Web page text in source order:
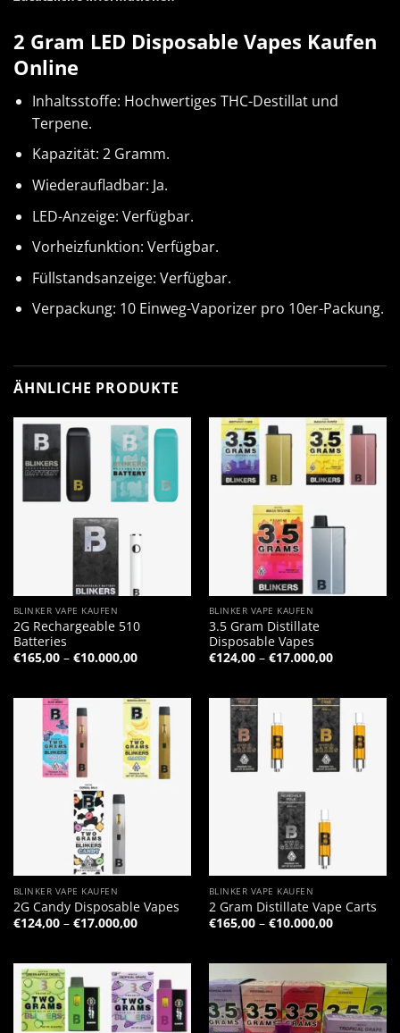
2 Gram LED Disposable Vapes Kaufen
Online
Inhaltsstoffe: Hochwertiges THC-Destillat und
Terpene.
Kapazität: 2 Gramm.
Wiederaufladbar: Ja.
LED-Anzeige: Verfügbar.
Vorheizfunktion: Verfügbar.
Füllstandsanzeige: Verfügbar.
Verpackung: 10 Einweg-Vaporizer pro 10er-Packung.
ÄHNLICHE PRODUKTE
BLINKER VAPE KAUFEN
2G Rechargeable 510
Batteries
€165,00 – €10.000,00Preisspanne:
BLINKER VAPE KAUFEN
3.5 Gram Distillate
Disposable Vapes
€124,00 – €17.000,00
BLINKER VAPE KAUFEN
2G Candy Disposable Vapes
€124,00 – €17.000,00Preisspanne:
BLINKER VAPE KAUFEN
2 Gram Distillate Vape Carts
€165,00 – €10.000,00